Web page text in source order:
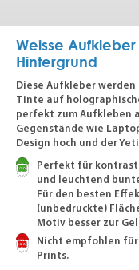
Weisse
Hintergrund
Diese Aufkleber
Tinte auf
perfekt zum Aufkleben
Gegenstände wie
Design hoch und der
Perfekt für
und leuchtend
Für den besten
(unbedruckte)
Motiv besser zur
Nicht empfohlen
Prints.